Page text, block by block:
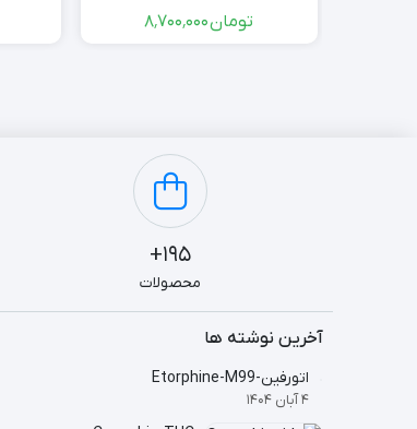
تومان۸٬۷۰۰٬۰۰۰
195+
محصولات
آخرین نوشته ها
اتورفین-Etorphine-M99
4 آبان 1404